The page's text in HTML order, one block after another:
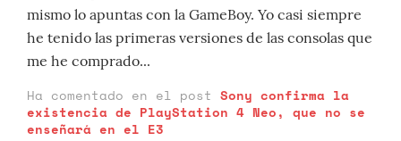
mismo lo apuntas con la GameBoy. Yo casi siempre
he tenido las primeras versiones de las consolas que
me he comprado...
Ha comentado en el post Sony confirma la
existencia de PlayStation 4 Neo, que no se
enseñará en el E3